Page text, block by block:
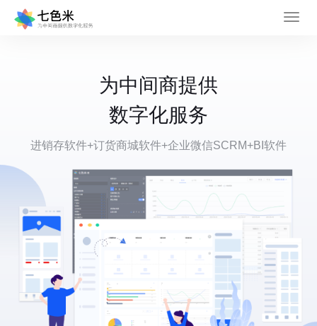
为中间商提供
数字化服务
进销存软件+订货商城软件+企业微信SCRM+BI软件